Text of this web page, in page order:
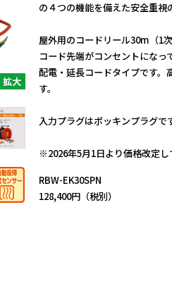
拡大
の４つの機能を備えた安全重視
屋外用のコードリール30m（1
コード先端がコンセントにな
配電・延長コードタイプです。
す。
入力プラグはポッキンプラグです
※2026年5月1日より価格改定し
RBW-EK30SPN
128,400円（税別）